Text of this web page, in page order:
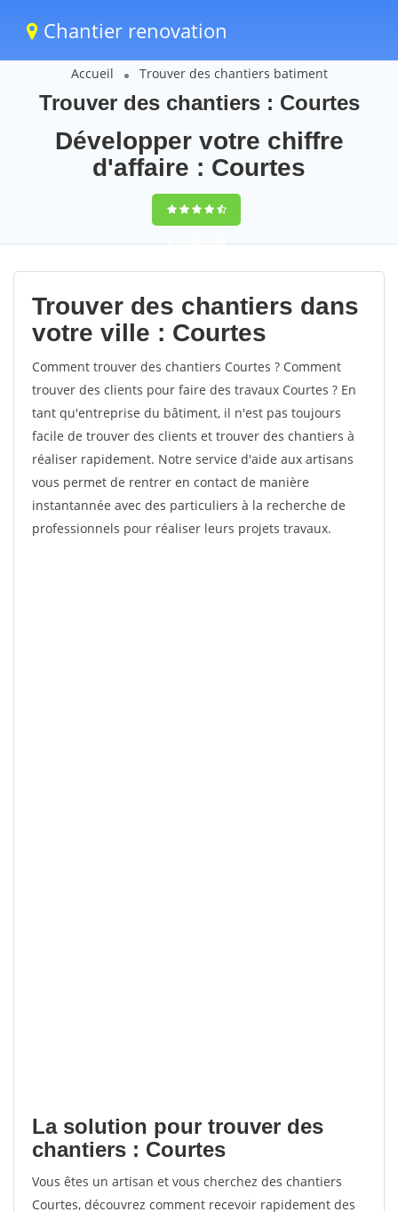
Chantier renovation
Accueil Trouver des chantiers batiment
Trouver des chantiers : Courtes
Développer votre chiffre
d'affaire : Courtes
9,5(100%)60
votes
Trouver des chantiers dans
votre ville : Courtes
Comment trouver des chantiers Courtes ? Comment
trouver des clients pour faire des travaux Courtes ? En
tant qu'entreprise du bâtiment, il n'est pas toujours
facile de trouver des clients et trouver des chantiers à
réaliser rapidement. Notre service d'aide aux artisans
vous permet de rentrer en contact de manière
instantannée avec des particuliers à la recherche de
professionnels pour réaliser leurs projets travaux.
La solution pour trouver des
chantiers : Courtes
Vous êtes un artisan et vous cherchez des chantiers
Courtes, découvrez comment recevoir rapidement des